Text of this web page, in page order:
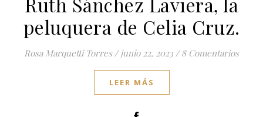
peluquera de Celia Cruz.
Rosa Marquetti Torres / junio 22, 2023 / 8 Comentarios
LEER MÁS